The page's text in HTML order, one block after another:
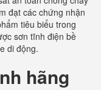
đạt các chứng nhận
tiêu biểu trong
sơn tĩnh điện bề
di động.
hãng